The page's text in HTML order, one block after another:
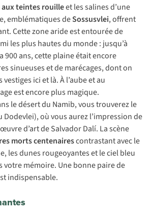
aux teintes rouilleet les salines d’une
emblématiques deSossusvlei, offrent
Cette zone aride est entourée de
les plus hautes du monde : jusqu’à
900 ans, cette plaine était encore
sinueuses et de marécages, dont on
ici et là. À l’aube et au
est encore plus magique.
le désert du Namib, vous trouverez le
Dodevlei), où vous aurez l’impression de
d’art de Salvador Dalí. La scène
morts centenairescontrastant avec le
les dunes rougeoyantes et le ciel bleu
votre mémoire. Une bonne paire de
indispensable.